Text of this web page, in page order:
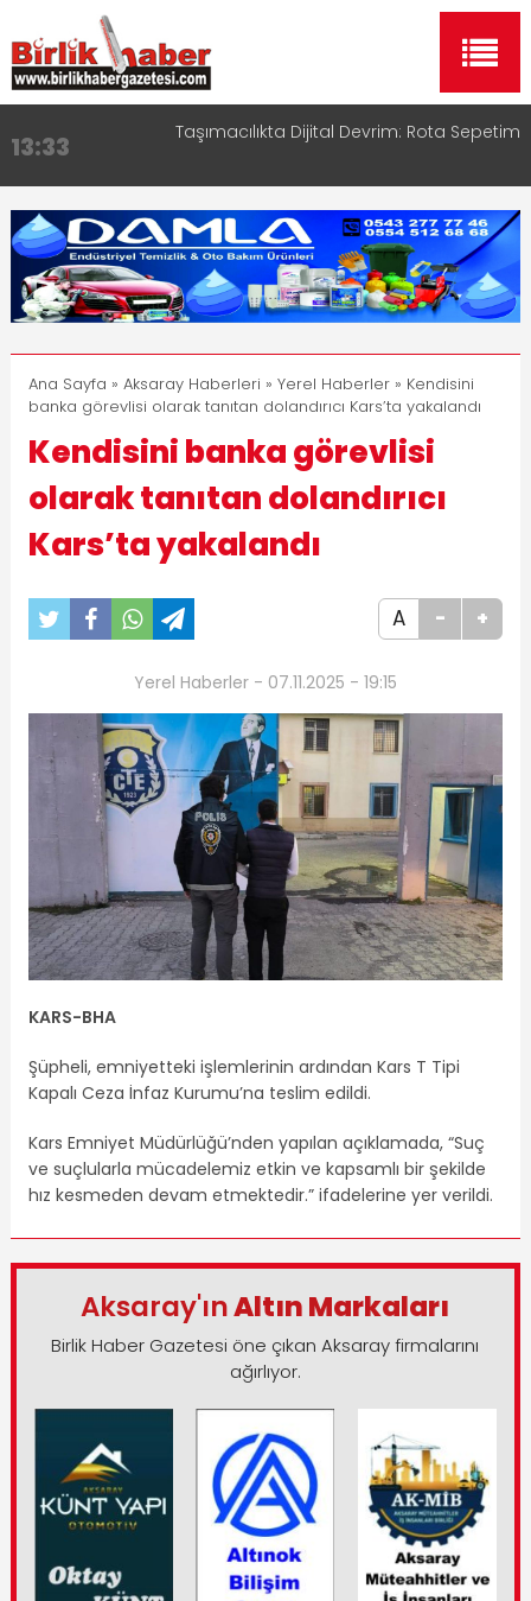
13:33 Taşımacılıkta Dijital Devrim: Rota Sepetim
17:15
Aksaray OSB Bölge Müdürü Makam Koltuğunu
Çocuklara Bıraktı
16:00
Aksaray Esnaf Rehberi ile Google ve Yapay Zeka
Aramalarında Öne Çıkın
8:23 Aksaray Esnaf Rehberi Hizmete Girdi
11:30
Birlikhaber.com Yayın Hayatına Başladı | Hızlı ve
Akıllı Haber Platformu
Ana Sayfa » Aksaray Haberleri » Yerel Haberler» Kendisini
banka görevlisi olarak tanıtan dolandırıcı Kars’ta yakalandı
Kendisini banka görevlisi
olarak tanıtan dolandırıcı
Kars’ta yakalandı
A - +
Yerel Haberler - 07.11.2025 - 19:15
KARS-BHA
Şüpheli, emniyetteki işlemlerinin ardından Kars T Tipi
Kapalı Ceza İnfaz Kurumu’na teslim edildi.
Kars Emniyet Müdürlüğü’nden yapılan açıklamada, “Suç
ve suçlularla mücadelemiz etkin ve kapsamlı bir şekilde
hız kesmeden devam etmektedir.” ifadelerine yer verildi.
Aksaray'ınAltın Markaları
Birlik Haber Gazetesi öne çıkan Aksaray firmalarını
ağırlıyor.